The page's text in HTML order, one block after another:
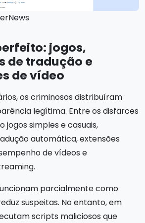
jogos,
de tradução e
de vídeo
os criminosos distribuíram
legítima. Entre os disfarces
jogos simples e casuais,
automática, extensões
de vídeos e
parcialmente como
suspeitas. No entanto, em
scripts maliciosos que